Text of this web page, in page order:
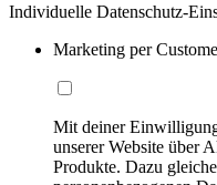
Individuelle Datenschutz-
Marketing per
Mit deiner
unserer Website über
Produkte. Dazu